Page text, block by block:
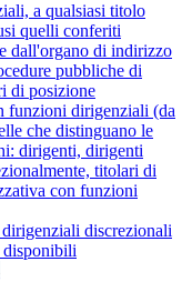
a qualsiasi titolo
quelli conferiti
dall'organo di indirizzo
pubbliche di
di posizione
funzioni dirigenziali (da
che distinguano le
dirigenti, dirigenti
titolari di
con funzioni
discrezionali
disponibili